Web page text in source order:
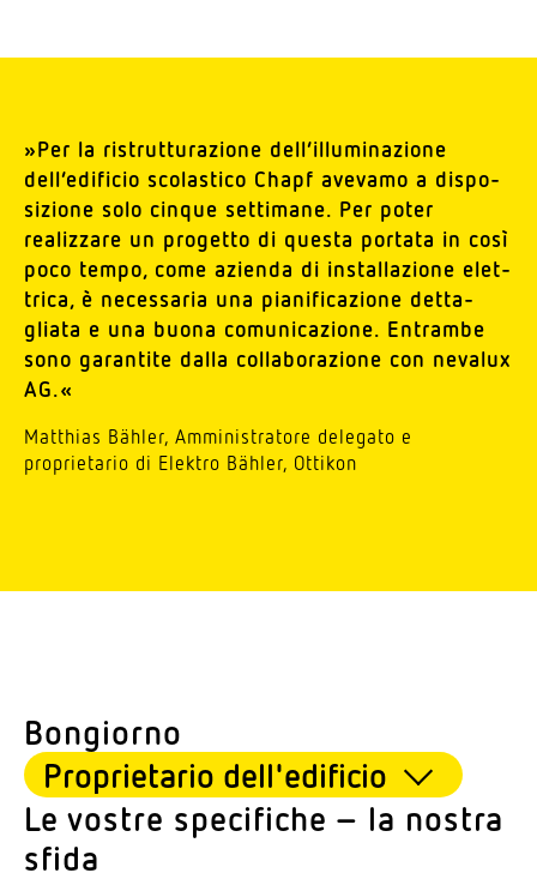
»Per la ristrut­tu­ra­zione dell’il­lu­mi­na­zione
dell’e­di­ficio scola­stico Chapf avevamo a dispo­
si­zione solo cinque settimane. Per poter
realizzare un progetto di questa portata in così
poco tempo, come azienda di instal­la­zione elet­
trica, è neces­saria una piani­fi­ca­zione detta­
gliata e una buona comu­ni­ca­zione. Entrambe
sono garantite dalla colla­bo­ra­zione con nevalux
AG.«
Matthias Bähler, Ammi­ni­stratore delegato e
proprie­tario di Elektro Bähler, Ottikon
Bongiorno
Le vostre speci­fiche – la nostra
sfida